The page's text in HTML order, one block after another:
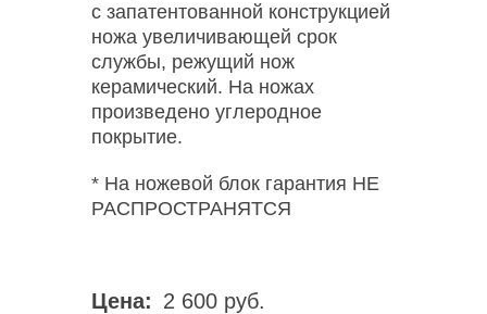
c запатентованной конструкцией
ножа увеличивающей срок
службы, режущий нож
керамический. На ножах
произведено углеродное
покрытие.
* На ножевой блок гарантия НЕ
РАСПРОСТРАНЯТСЯ
Цена: 2 600 руб.